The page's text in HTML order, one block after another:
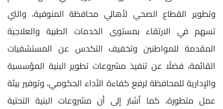
وتطوير القطاع الصحي لأهالي محافظة المنوفية، والتي
تسهم في الارتقاء بمستوى الخدمات الطبية والعلاجية
المقدمة للمواطنين وتخفيف التكدس عن المستشفيات
القائمة، فضلًا عن تنفيذ مشروعات تطوير البنية المؤسسية
والإدارية للمحافظة لرفع كفاءة الأداء الحكومي، وتوفير بيئة
عمل متطورة، كما أشار إلى أن مشروعات البنية التحتية